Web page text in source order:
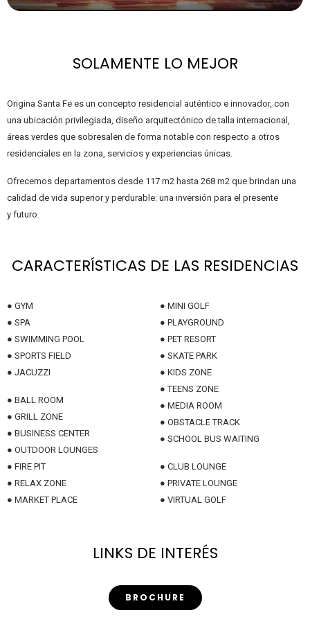
SOLAMENTE LO MEJOR
Origina Santa Fe es un concepto residencial auténtico e innovador, con
una ubicación privilegiada, diseño arquitectónico de talla internacional,
áreas verdes que sobresalen de forma notable con respecto a otros
residenciales en la zona, servicios y experiencias únicas.
Ofrecemos departamentos desde 117 m2 hasta 268 m2 que brindan una
calidad de vida superior y perdurable: una inversión para el presente
y futuro.
CARACTERÍSTICAS DE LAS RESIDENCIAS
● GYM
● SPA
● SWIMMING POOL
● SPORTS FIELD
● JACUZZI
● BALL ROOM
● GRILL ZONE
● BUSINESS CENTER
● OUTDOOR LOUNGES
● FIRE PIT
● RELAX ZONE
● MARKET PLACE
● MINI GOLF
● PLAYGROUND
● PET RESORT
● SKATE PARK
● KIDS ZONE
● TEENS ZONE
● MEDIA ROOM
● OBSTACLE TRACK
● SCHOOL BUS WAITING
● CLUB LOUNGE
● PRIVATE LOUNGE
● VIRTUAL GOLF
LINKS DE INTERÉS
BROCHURE